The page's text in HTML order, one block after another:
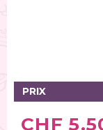
Rouleaux (18)
PRIX
CHF